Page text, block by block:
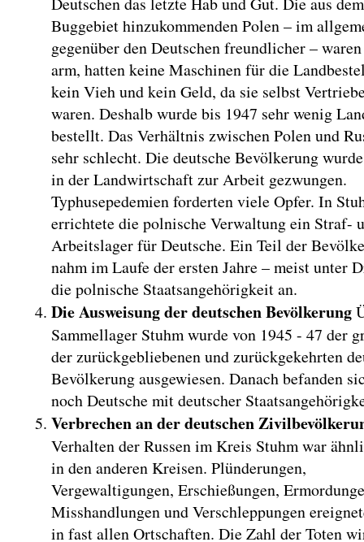
Buggebiet hinzukommenden Polen – im
gegenüber den Deutschen freundlicher –
arm, hatten keine Maschinen für die
kein Vieh und kein Geld, da sie selbst
waren. Deshalb wurde bis 1947 sehr wenig
bestellt. Das Verhältnis zwischen Polen und
sehr schlecht. Die deutsche Bevölkerung
in der Landwirtschaft zur Arbeit gezwungen.
Typhusepedemien forderten viele Opfer. In
errichtete die polnische Verwaltung ein Straf-
Arbeitslager für Deutsche. Ein Teil der
nahm im Laufe der ersten Jahre – meist unter
die polnische Staatsangehörigkeit an.
Die Ausweisung der deutschen Bevölkerung
Sammellager Stuhm wurde von 1945 - 47 der
der zurückgebliebenen und zurückgekehrten
Bevölkerung ausgewiesen. Danach befanden
noch Deutsche mit deutscher
Verbrechen an der deutschen
Verhalten der Russen im Kreis Stuhm war
in den anderen Kreisen. Plünderungen,
Vergewaltigungen, Erschießungen,
Misshandlungen und Verschleppungen
in fast allen Ortschaften. Die Zahl der Toten